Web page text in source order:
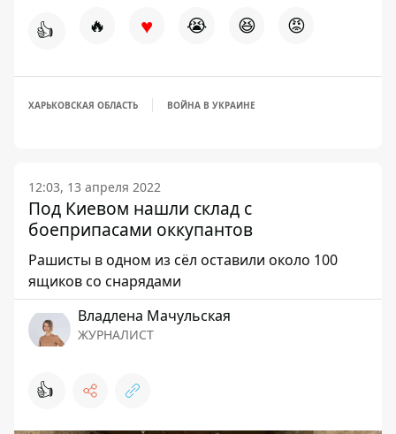
👍 🔥 ♥ 😭 😆 😡
ХАРЬКОВСКАЯ ОБЛАСТЬ ВОЙНА В УКРАИНЕ
12:03, 13 апреля 2022
Под Киевом нашли склад с
боеприпасами оккупантов
Рашисты в одном из сёл оставили около 100
ящиков со снарядами
Владлена Мачульская
ЖУРНАЛИСТ
👍